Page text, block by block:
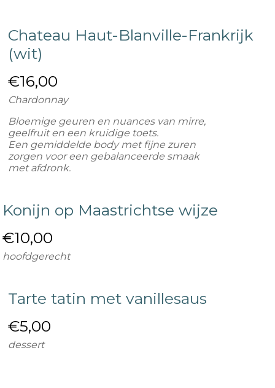
Chateau Haut-Blanville-Frankrijk
(wit)
€16,00
Chardonnay
Bloemige geuren en nuances van mirre,
geelfruit en een kruidige toets.
Een gemiddelde body met fijne zuren
zorgen voor een gebalanceerde smaak
met afdronk.
Konijn op Maastrichtse wijze
€10,00
hoofdgerecht
Tarte tatin met vanillesaus
€5,00
dessert